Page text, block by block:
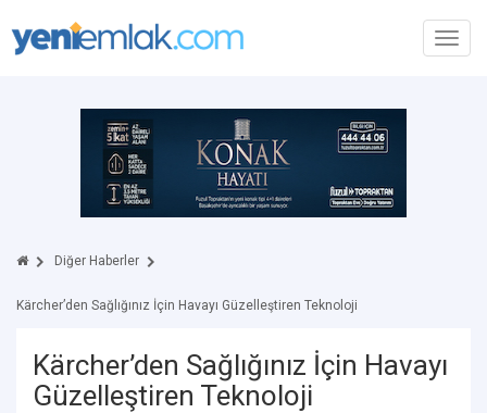
Diğer Haberler
Kärcher’den Sağlığınız İçin Havayı Güzelleştiren Teknoloji
Kärcher’den Sağlığınız İçin Havayı
Güzelleştiren Teknoloji